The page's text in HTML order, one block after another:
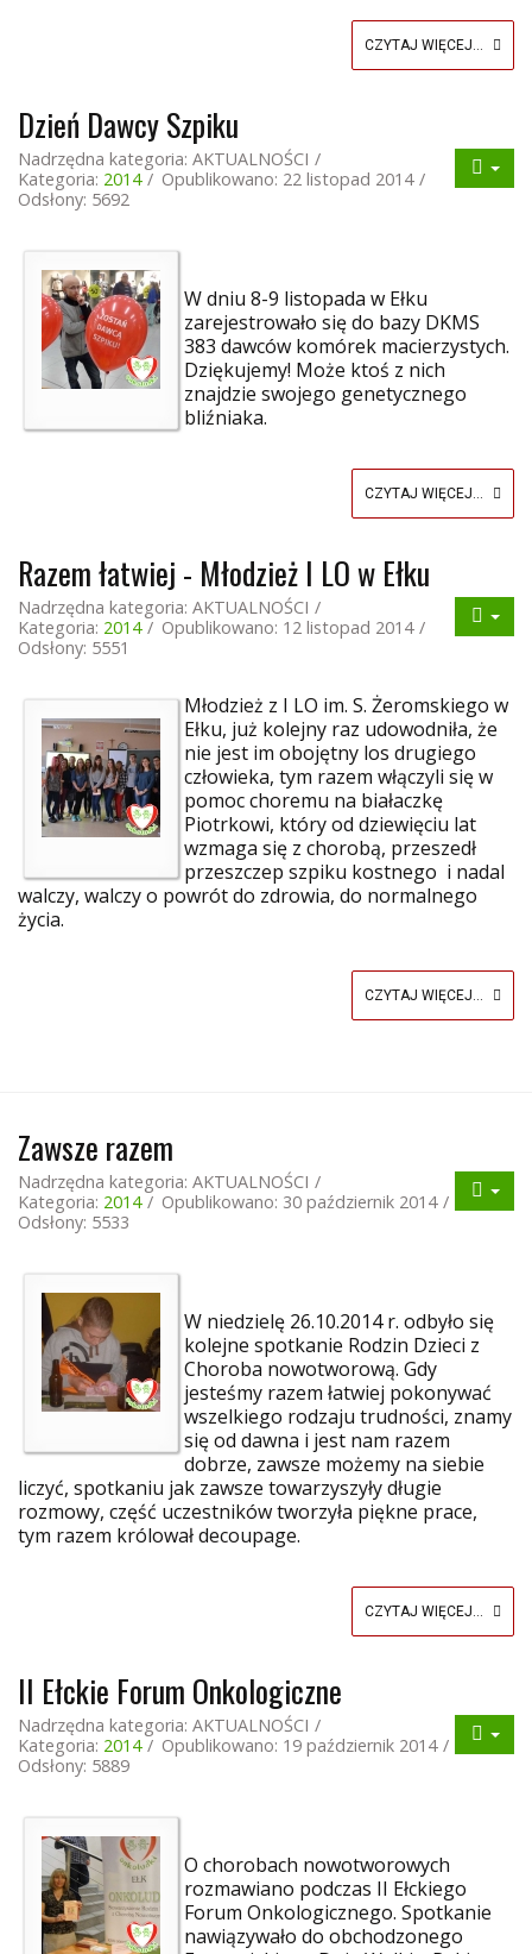
CZYTAJ WIĘCEJ...
Dzień Dawcy Szpiku
Nadrzędna kategoria: AKTUALNOŚCI
Kategoria: 2014
Opublikowano: 22 listopad 2014
Odsłony: 5692
W dniu 8-9 listopada w Ełku
zarejestrowało się do bazy DKMS
383 dawców komórek macierzystych.
Dziękujemy! Może ktoś z nich
znajdzie swojego genetycznego
bliźniaka.
CZYTAJ WIĘCEJ...
Razem łatwiej - Młodzież I LO w Ełku
Nadrzędna kategoria: AKTUALNOŚCI
Kategoria: 2014
Opublikowano: 12 listopad 2014
Odsłony: 5551
Młodzież z I LO im. S. Żeromskiego w
Ełku, już kolejny raz udowodniła, że
nie jest im obojętny los drugiego
człowieka, tym razem włączyli się w
pomoc choremu na białaczkę
Piotrkowi, który od dziewięciu lat
wzmaga się z chorobą, przeszedł
przeszczep szpiku kostnego i nadal
walczy, walczy o powrót do zdrowia, do normalnego
życia.
CZYTAJ WIĘCEJ...
Zawsze razem
Nadrzędna kategoria: AKTUALNOŚCI
Kategoria: 2014
Opublikowano: 30 październik 2014
Odsłony: 5533
W niedzielę 26.10.2014 r. odbyło się
kolejne spotkanie Rodzin Dzieci z
Choroba nowotworową. Gdy
jesteśmy razem łatwiej pokonywać
wszelkiego rodzaju trudności, znamy
się od dawna i jest nam razem
dobrze, zawsze możemy na siebie
liczyć, spotkaniu jak zawsze towarzyszyły długie
rozmowy, część uczestników tworzyła piękne prace,
tym razem królował decoupage.
CZYTAJ WIĘCEJ...
II Ełckie Forum Onkologiczne
Nadrzędna kategoria: AKTUALNOŚCI
Kategoria: 2014
Opublikowano: 19 październik 2014
Odsłony: 5889
O chorobach nowotworowych
rozmawiano podczas II Ełckiego
Forum Onkologicznego. Spotkanie
nawiązywało do obchodzonego